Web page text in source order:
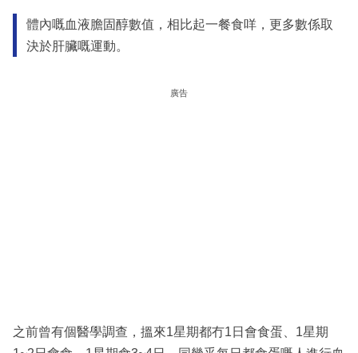
體內嘅血液膽固醇數值，相比起一餐食咩，更多數係取
決於肝臟嘅運動。
廣告
之前曾有個醫學調查，搵來1星期都冇1日會食蛋、1星期